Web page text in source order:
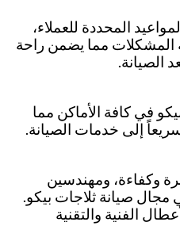
المحددة للعملاء،
المشكلات مما يضمن راحة
الصيانة.
في كافة الأماكن مما
إلى خدمات الصيانة.
وكفاءة، ومهندسين
صيانة ثلاجات بيكو.
الفنية والتقنية